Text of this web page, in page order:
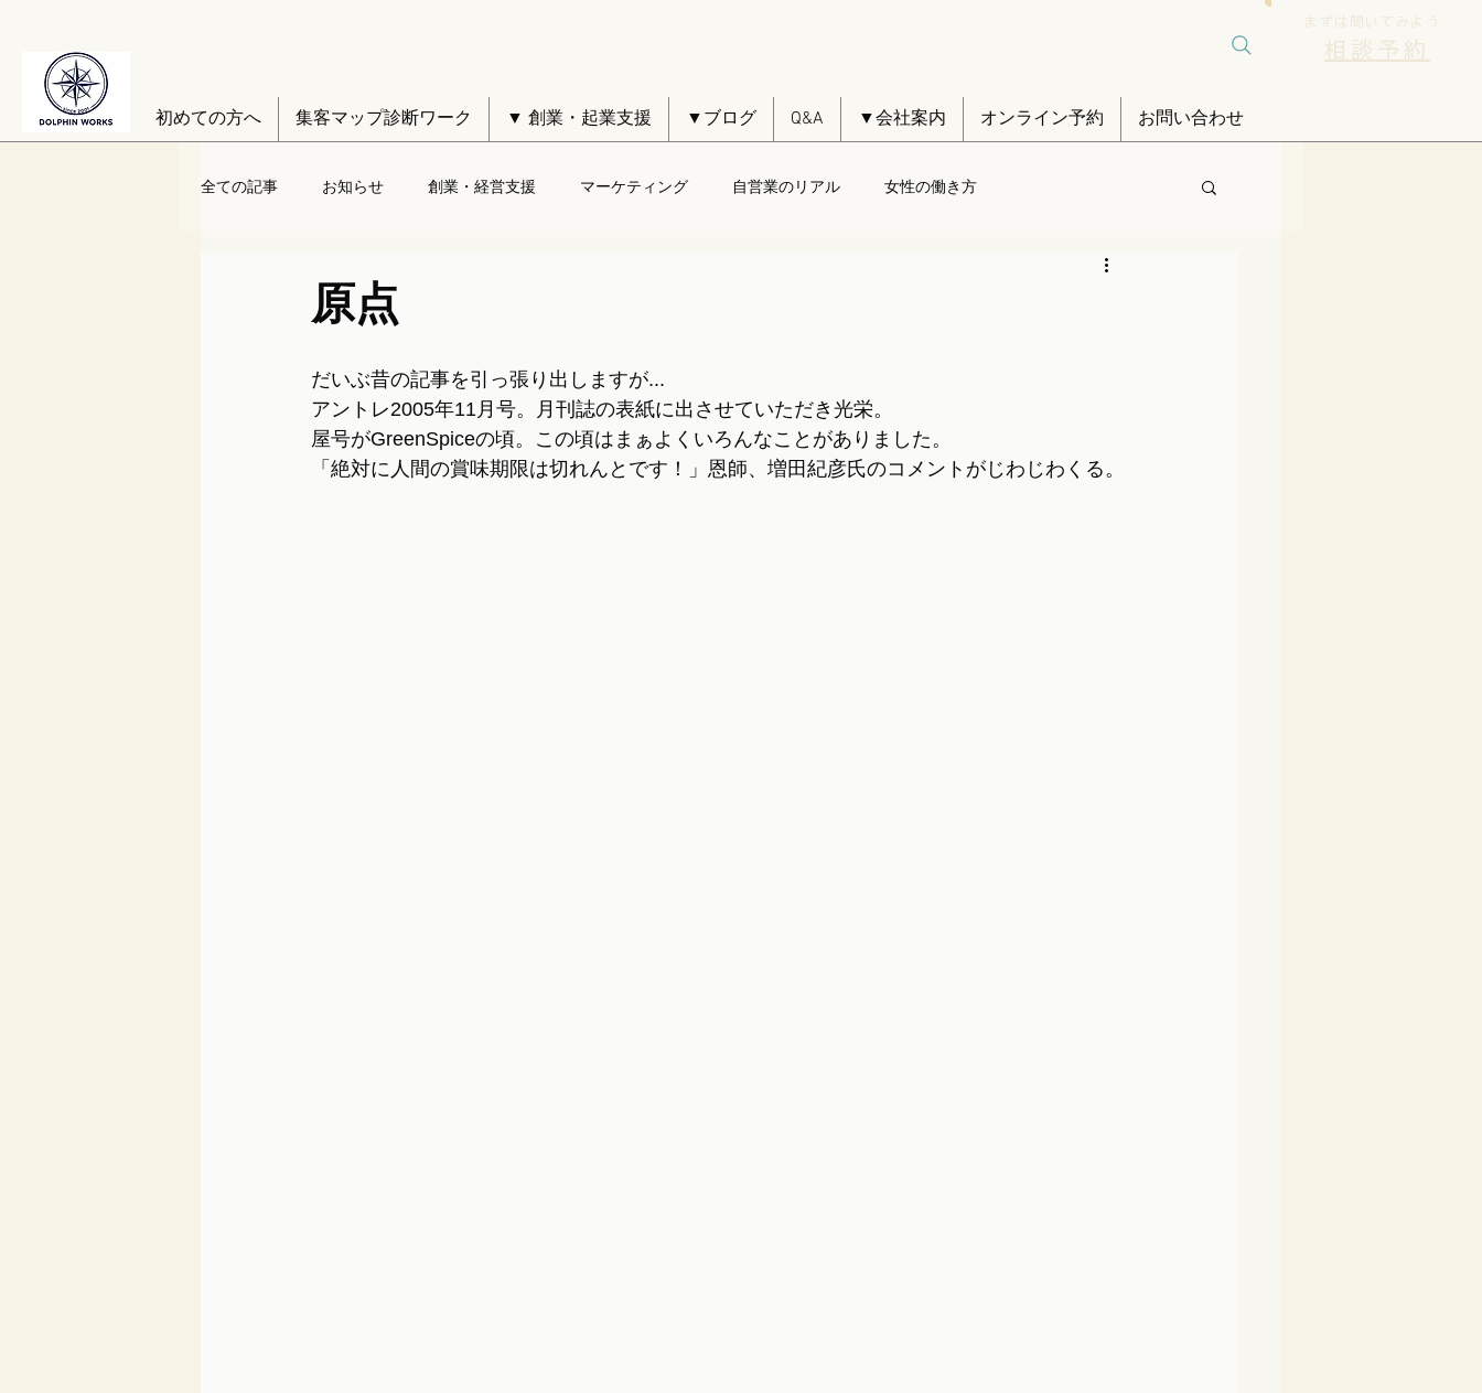
初めての方へ 集客マップ診断ワーク ▼ 創業・起業支援 ▼ブログ Q&A ▼会社案内 オンライン予約 お問い合わせ
まずは聞いてみよう
相談予約
全ての記事 お知らせ 創業・経営支援 マーケティング 自営業のリアル 女性の働き方
原点
だいぶ昔の記事を引っ張り出しますが...
アントレ2005年11月号。月刊誌の表紙に出させていただき光栄。
屋号がGreenSpiceの頃。この頃はまぁよくいろんなことがありました。
「絶対に人間の賞味期限は切れんとです！」恩師、増田紀彦氏のコメントがじわじわくる。